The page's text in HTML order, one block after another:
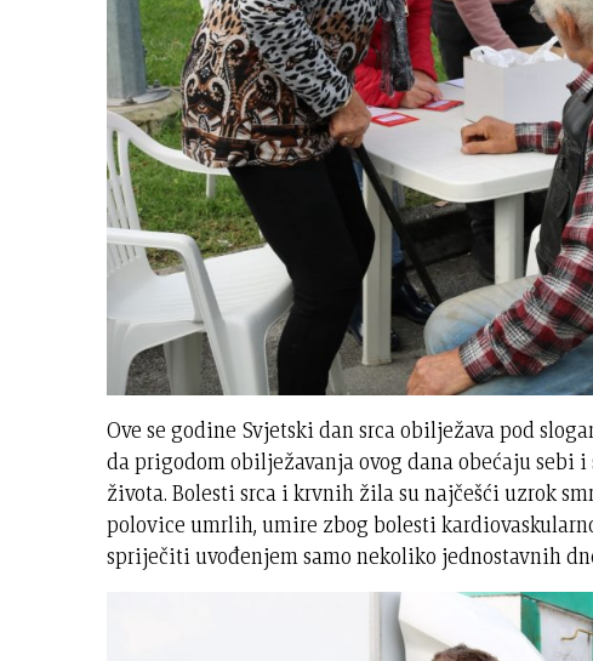
Ove se godine Svjetski dan srca obilježava pod
da prigodom obilježavanja ovog dana obećaju
života. Bolesti srca i krvnih žila su najčešći uzrok
polovice umrlih, umire zbog bolesti
spriječiti uvođenjem samo nekoliko jednostavnih